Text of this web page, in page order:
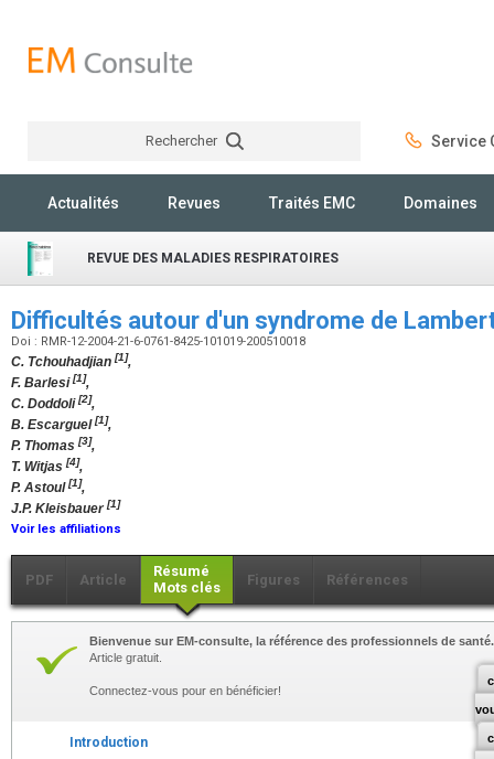
Rechercher Service
Actualités Revues Traités EMC Domaines
REVUE DES MALADIES RESPIRATOIRES
Difficultés autour d'un syndrome de
Doi : RMR-12-2004-21-6-0761-8425-101019-200510018
C. Tchouhadjian [1],
F. Barlesi[1],
C. Doddoli[2],
B. Escarguel[1],
P. Thomas [3],
T. Witjas [4],
P. Astoul[1],
J.P. Kleisbauer[1]
Voir les affiliations
PDF Article
Résumé
Mots clés
Figures Références
Bienvenue sur EM-consulte, la référence des professionnels de santé.
Article gratuit.
Connectez-vous pour en bénéficier!
Introduction